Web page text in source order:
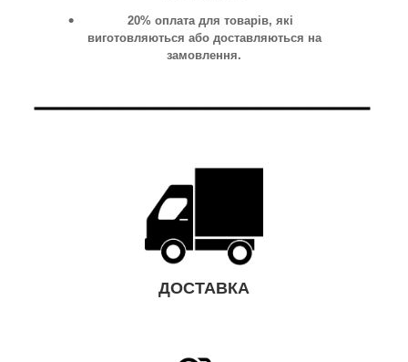
20% оплата для товарів, які
виготовляються або доставляються на
замовлення.
ДОСТАВКА